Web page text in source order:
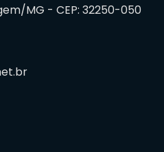
MG - CEP: 32250-050